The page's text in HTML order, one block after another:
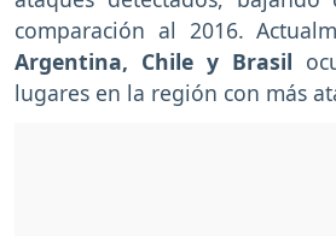
comparación al 2016.
Argentina, Chile y Brasil
lugares en la región con más